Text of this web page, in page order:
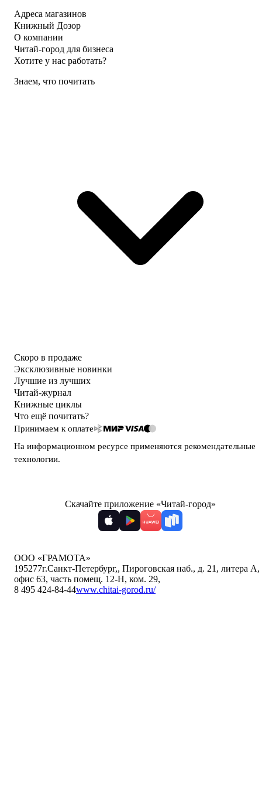
Адреса магазинов
Книжный Дозор
О компании
Читай-город для бизнеса
Хотите у нас работать?
Знаем, что почитать
Скоро в продаже
Эксклюзивные новинки
Лучшие из лучших
Читай-журнал
Книжные циклы
Что ещё почитать?
Принимаем к оплате
На информационном ресурсе применяются рекомендательные
технологии.
Скачайте приложение «Читай-город»
ООО «ГРАМОТА»
195277г.Санкт-Петербург,, Пироговская наб., д. 21, литера А,
офис 63, часть помещ. 12-Н, ком. 29,
8 495 424-84-44www.chitai-gorod.ru/